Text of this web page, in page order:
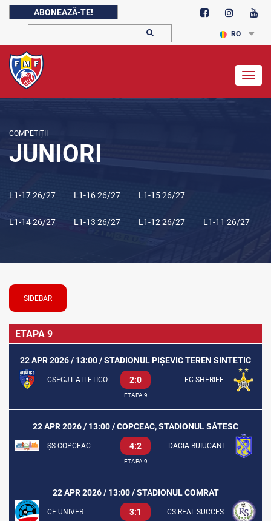
ABONEAZĂ-TE!
RO
COMPETIȚII
JUNIORI
L1-17 26/27 L1-16 26/27 L1-15 26/27
L1-14 26/27 L1-13 26/27 L1-12 26/27 L1-11 26/27
SIDEBAR
ETAPA 9
22 APR 2026 / 13:00 / STADIONUL PIȘEVIC TEREN SINTETIC
CSFCJT ATLETICO 2:0 FC SHERIFF
ETAPA 9
22 APR 2026 / 13:00 / COPCEAC, STADIONUL SĂTESC
ȘS COPCEAC 4:2 DACIA BUIUCANI
ETAPA 9
22 APR 2026 / 13:00 / STADIONUL COMRAT
CF UNIVER 3:1 CS REAL SUCCES